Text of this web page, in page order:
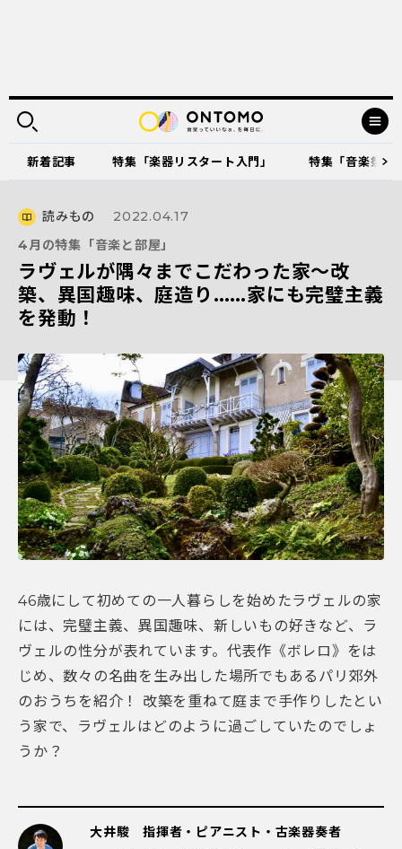
新着記事 特集「楽器リスタート入門」 特集「音楽祭
読みもの
2022.04.17
4月の特集「音楽と部屋」
ラヴェルが隅々までこだわった家～改
築、異国趣味、庭造り……家にも完璧主義
を発動！
46歳にして初めての一人暮らしを始めたラヴェルの家
には、完璧主義、異国趣味、新しいもの好きなど、ラ
ヴェルの性分が表れています。代表作《ボレロ》をは
じめ、数々の名曲を生み出した場所でもあるパリ郊外
のおうちを紹介！ 改築を重ねて庭まで手作りしたとい
う家で、ラヴェルはどのように過ごしていたのでしょ
うか？
大井駿 指揮者・ピアニスト・古楽器奏者